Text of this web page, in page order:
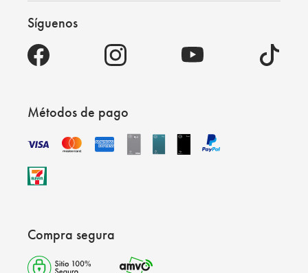
Síguenos
Métodos de pago
Compra segura